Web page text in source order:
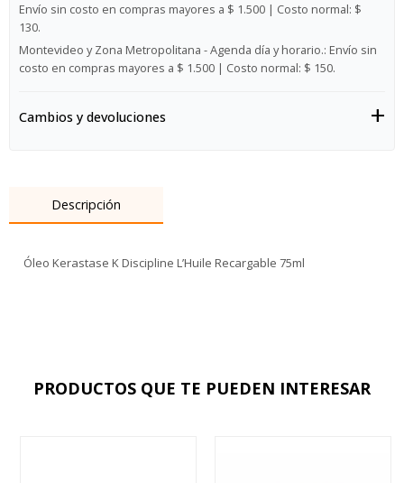
Envío sin costo en compras mayores a $ 1.500 | Costo normal: $
130.
Montevideo y Zona Metropolitana - Agenda día y horario.: Envío sin
costo en compras mayores a $ 1.500 | Costo normal: $ 150.
Cambios y devoluciones
Descripción
Óleo Kerastase K Discipline L’Huile Recargable 75ml
PRODUCTOS QUE TE PUEDEN INTERESAR